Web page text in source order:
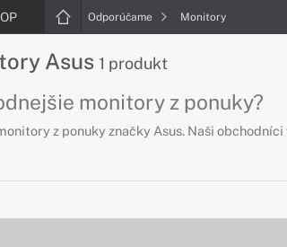
Odporúčame Monitory
Asus 1 produkt
monitory z ponuky?
z ponuky značky Asus. Naši